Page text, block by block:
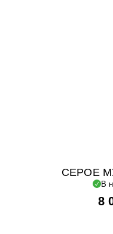
СЕРОЕ
В
8